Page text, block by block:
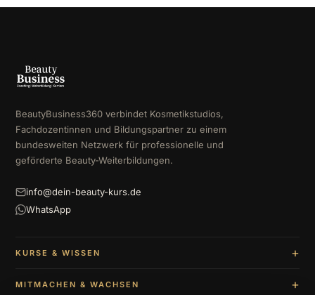
BeautyBusiness360 verbindet Kosmetikstudios,
Fachdozentinnen und Bildungspartner zu einem
bundesweiten Netzwerk für professionelle und
geförderte Beauty-Weiterbildungen.
info@dein-beauty-kurs.de
WhatsApp
KURSE & WISSEN
MITMACHEN & WACHSEN